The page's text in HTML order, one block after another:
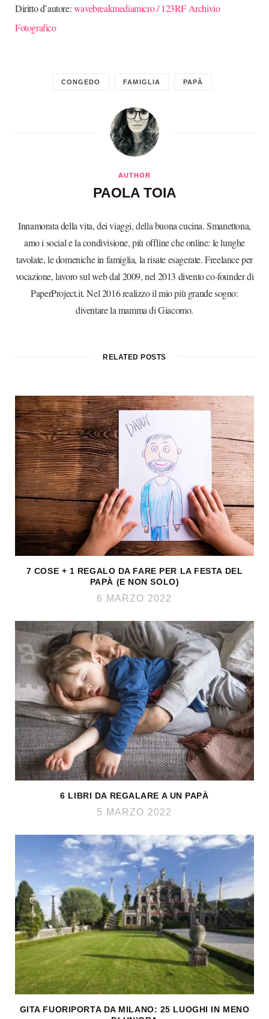
Diritto d’autore:wavebreakmediamicro / 123RF Archivio
Fotografico
CONGEDO FAMIGLIA PAPÀ
AUTHOR
PAOLA TOIA
Innamorata della vita, dei viaggi, della buona cucina. Smanettona,
amo i social e la condivisione, più offline che online: le lunghe
tavolate, le domeniche in famiglia, la risate esagerate. Freelance per
vocazione, lavoro sul web dal 2009, nel 2013 divento co-founder di
PaperProject.it. Nel 2016 realizzo il mio più grande sogno:
diventare la mamma di Giacomo.
RELATED POSTS
7 COSE + 1 REGALO DA FARE PER LA FESTA DEL
PAPÀ (E NON SOLO)
6 MARZO 2022
6 LIBRI DA REGALARE A UN PAPÀ
5 MARZO 2022
GITA FUORIPORTA DA MILANO: 25 LUOGHI IN MENO